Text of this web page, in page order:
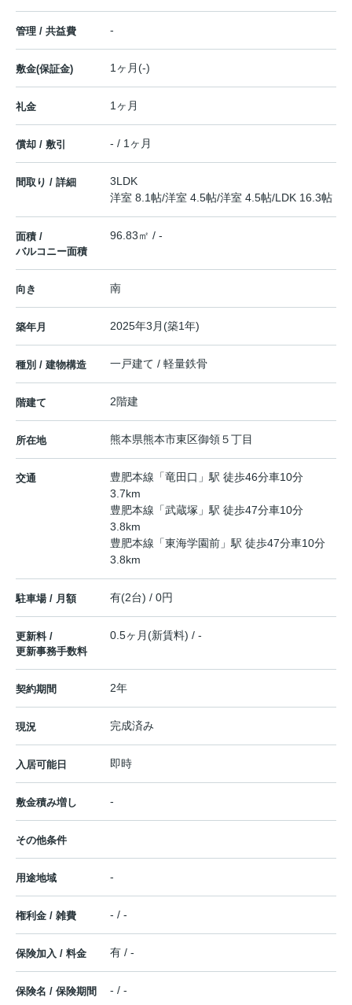
管理 / 共益費 -
敷金(保証金) 1ヶ月(-)
礼金 1ヶ月
償却 / 敷引 - / 1ヶ月
間取り / 詳細
3LDK
洋室 8.1帖/洋室 4.5帖/洋室 4.5帖/LDK 16.3帖
面積 /
バルコニー面積
96.83㎡ / -
向き 南
築年月 2025年3月(築1年)
種別 / 建物構造 一戸建て / 軽量鉄骨
階建て 2階建
所在地 熊本県熊本市東区御領５丁目
交通 豊肥本線 「竜田口 」駅 徒歩46分車10分
3.7km
豊肥本線 「武蔵塚 」駅 徒歩47分車10分
3.8km
豊肥本線 「東海学園前 」駅 徒歩47分車10分
3.8km
駐車場 / 月額 有(2台) / 0円
更新料 /
更新事務手数料
0.5ヶ月(新賃料) / -
契約期間 2年
現況 完成済み
入居可能日 即時
敷金積み増し -
その他条件
用途地域 -
権利金 / 雑費 - / -
保険加入 / 料金 有 / -
保険名 / 保険期間 - / -